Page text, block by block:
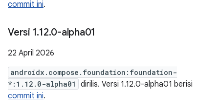
commit ini.
Versi 1.12.0-alpha01
22 April 2026
androidx.compose.foundation:foundation-
*:1.12.0-alpha01
dirilis. Versi 1.12.0-alpha01 berisi
commit ini.